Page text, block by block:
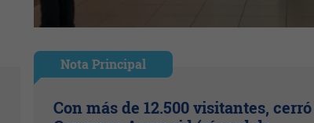
Nota Principal
Con más de 12.500 visitantes,